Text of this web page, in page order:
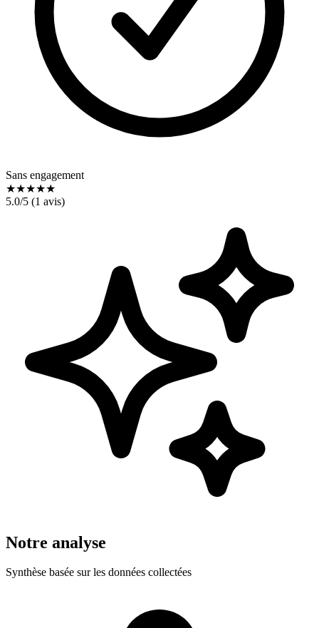
Sans engagement
★★★★★
5.0/5 (1 avis)
Notre analyse
Synthèse basée sur les données collectées